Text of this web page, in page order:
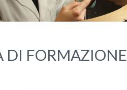
DI FORMAZIONE